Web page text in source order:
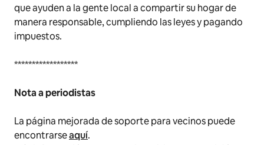
que ayuden a la gente local a compartir su hogar de
manera responsable, cumpliendo las leyes y pagando
impuestos.
******************
Nota a periodistas
La página mejorada de soporte para vecinos puede
encontrarseaquí.